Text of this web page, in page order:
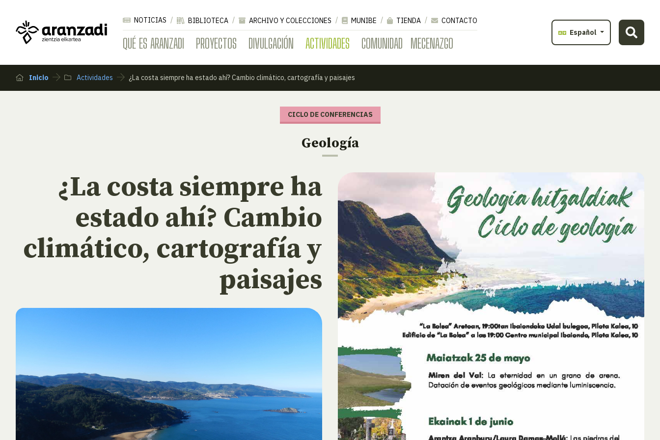
QUÉ ES ARANZADI PROYECTOS DIVULGACIÓN ACTIVIDADES COMUNIDAD MECENAZGO
NOTICIAS BIBLIOTECA ARCHIVO Y COLECCIONES MUNIBE TIENDA
CONTACTO
Español
Inicio Actividades ¿La costa siempre ha estado ahí? Cambio climático, cartografía y paisajes
CICLO DE CONFERENCIAS
Geología
¿La costa siempre ha
estado ahí? Cambio
climático, cartografía y
paisajes